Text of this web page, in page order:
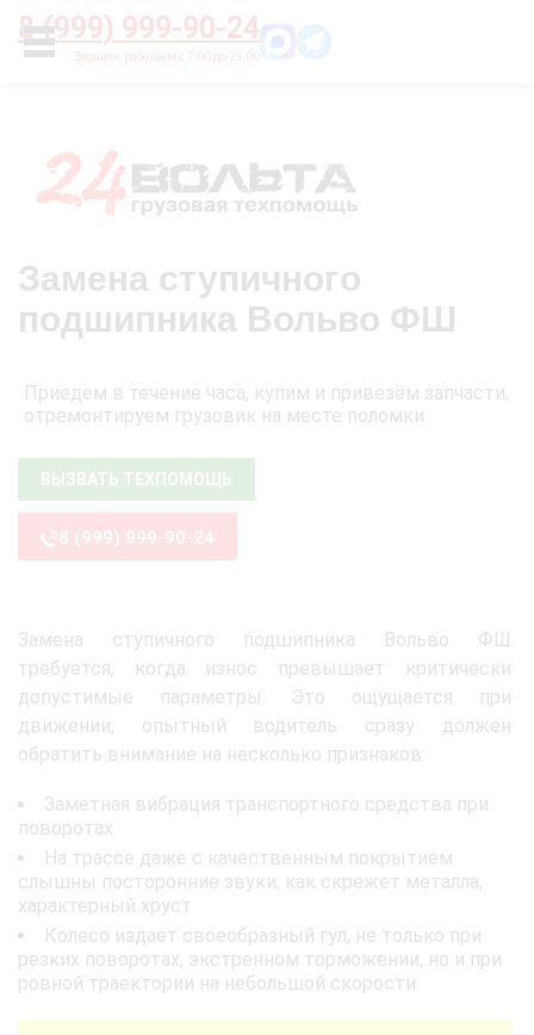
8 (999) 999-90-24
УСЛУГИ
Главная О нас Цены
Замена ступичного
подшипника Вольво ФШ
Приедем в течение часа, купим и привезём запчасти,
отремонтируем грузовик на месте поломки
ВЫЗВАТЬ ТЕХПОМОЩЬ
8 (999) 999-90-24
Замена ступичного подшипника Вольво ФШ
требуется, когда износ превышает критически
допустимые параметры. Это ощущается при
движении, опытный водитель сразу должен
обратить внимание на несколько признаков:
Заметная вибрация транспортного средства при
поворотах
На трассе даже с качественным покрытием
слышны посторонние звуки, как скрежет металла,
характерный хруст
Колесо издает своеобразный гул, не только при
резких поворотах, экстренном торможении, но и при
ровной траектории на небольшой скорости.